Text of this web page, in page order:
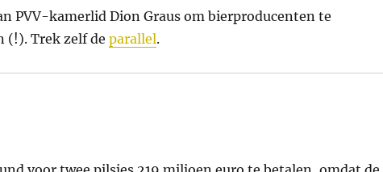
PVV-kamerlid Dion Graus om bierproducenten te
(!). Trek zelf de parallel.